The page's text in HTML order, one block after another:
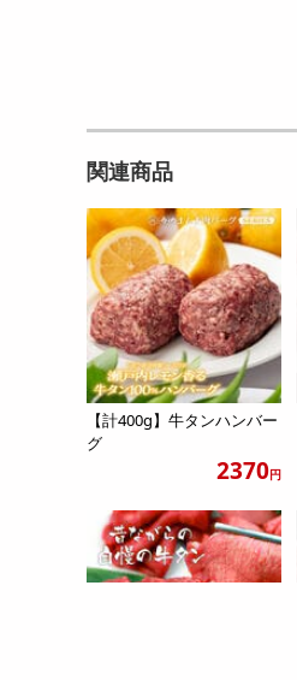
関連商品
【計400g】牛タンハンバー
グ
2370円